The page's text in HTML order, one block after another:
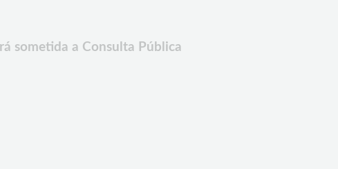
sometida a Consulta Pública